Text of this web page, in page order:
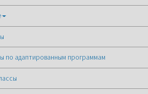
по адаптированным программам